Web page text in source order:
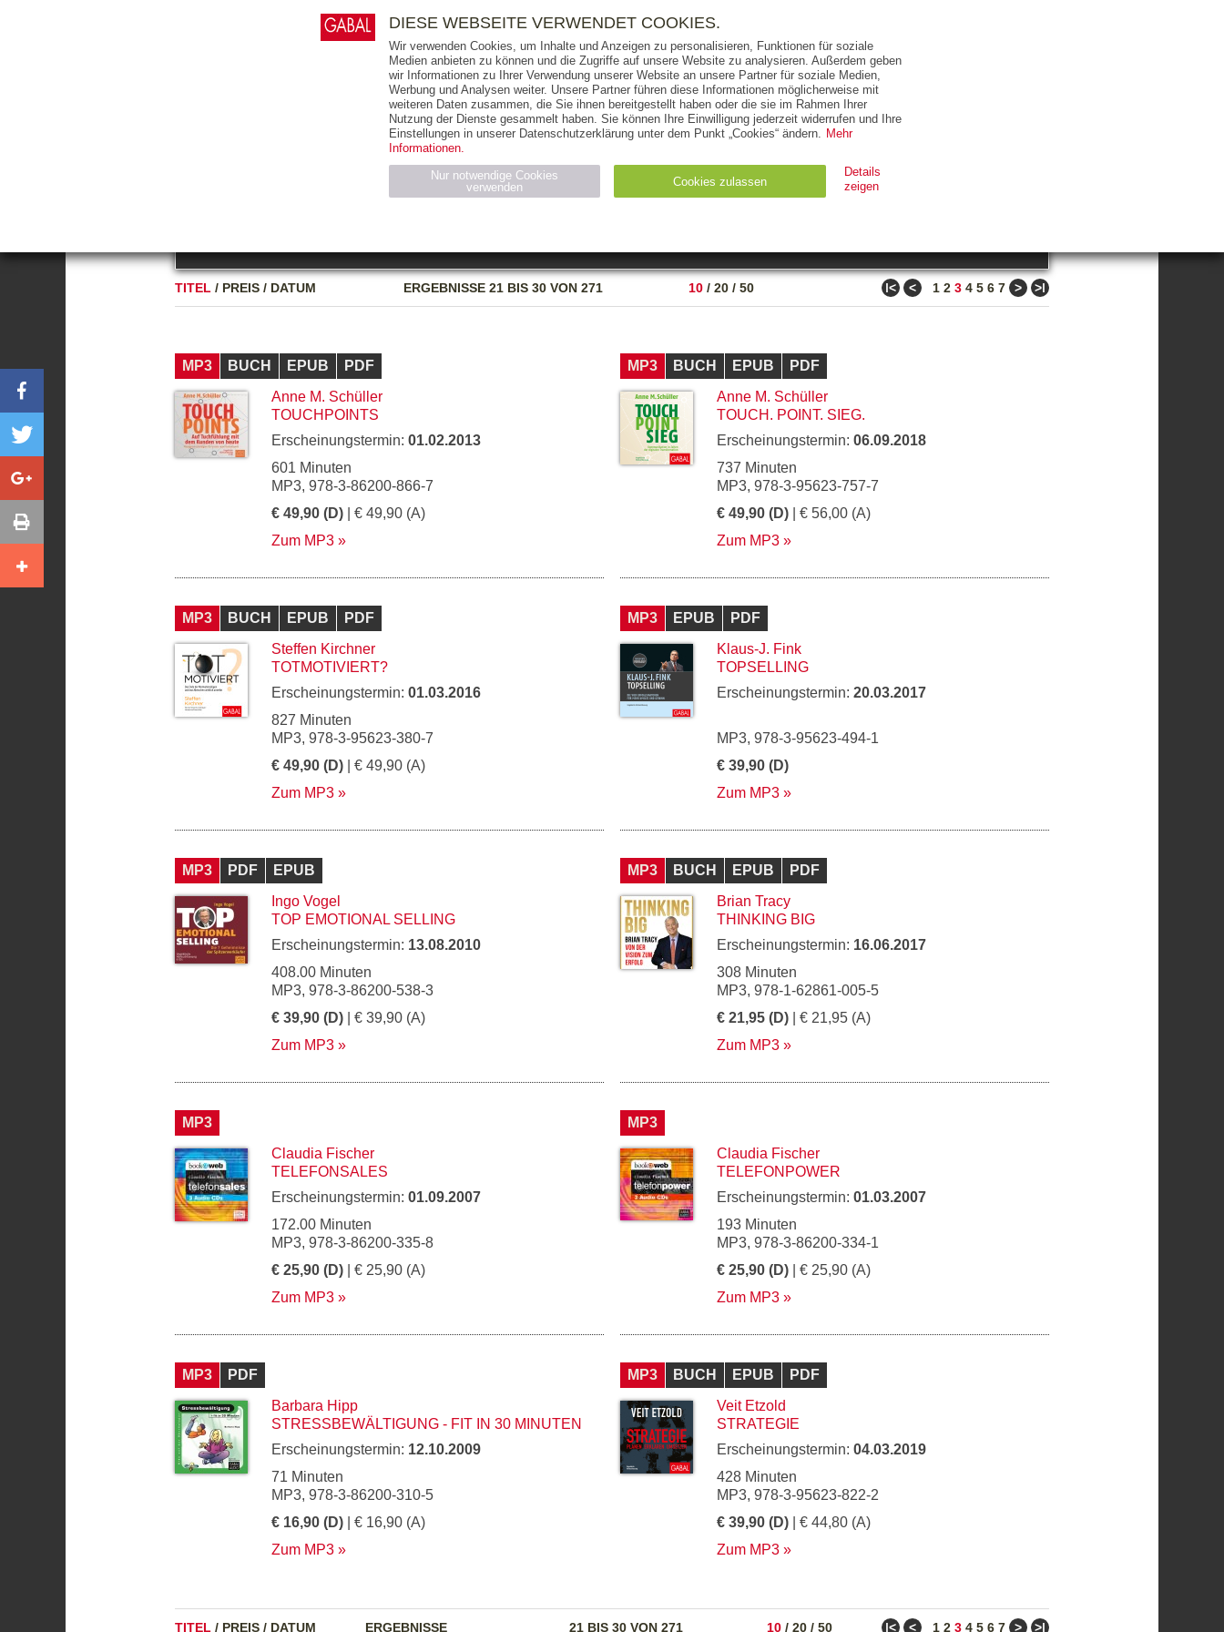
AUSGABEART AUS DER REIHE ZUM THEMA
TITEL / PREIS / DATUM ERGEBNISSE21 BIS 30 VON 271 10 / 20 / 50 ǀ< < 1 2 3 4 5 6 7 > >ǀ
MP3 BUCH EPUB
PDF
Anne M. Schüller
TOUCHPOINTS
Erscheinungstermin: 01.02.2013
601 Minuten
MP3, 978-3-86200-866-7
€ 49,90 (D) | € 49,90 (A)
Zum MP3
MP3 BUCH EPUB
PDF
Anne M. Schüller
TOUCH. POINT. SIEG.
Erscheinungstermin: 06.09.2018
737 Minuten
MP3, 978-3-95623-757-7
€ 49,90 (D) | € 56,00 (A)
Zum MP3
MP3 BUCH EPUB
PDF
Steffen Kirchner
TOTMOTIVIERT?
Erscheinungstermin: 01.03.2016
827 Minuten
MP3, 978-3-95623-380-7
€ 49,90 (D) | € 49,90 (A)
Zum MP3
MP3 EPUB
PDF
Klaus-J. Fink
TOPSELLING
Erscheinungstermin: 20.03.2017
MP3, 978-3-95623-494-1
€ 39,90 (D)
Zum MP3
MP3 PDF
EPUB
Ingo Vogel
TOP EMOTIONAL SELLING
Erscheinungstermin: 13.08.2010
408.00 Minuten
MP3, 978-3-86200-538-3
€ 39,90 (D) | € 39,90 (A)
Zum MP3
MP3 BUCH EPUB
PDF
Brian Tracy
THINKING BIG
Erscheinungstermin: 16.06.2017
308 Minuten
MP3, 978-1-62861-005-5
€ 21,95 (D) | € 21,95 (A)
Zum MP3
MP3
Claudia Fischer
TELEFONSALES
Erscheinungstermin: 01.09.2007
172.00 Minuten
MP3, 978-3-86200-335-8
€ 25,90 (D) | € 25,90 (A)
Zum MP3
MP3
Claudia Fischer
TELEFONPOWER
Erscheinungstermin: 01.03.2007
193 Minuten
MP3, 978-3-86200-334-1
€ 25,90 (D) | € 25,90 (A)
Zum MP3
MP3
PDF
Barbara Hipp
STRESSBEWÄLTIGUNG - FIT IN 30 MINUTEN
Erscheinungstermin: 12.10.2009
71 Minuten
MP3, 978-3-86200-310-5
€ 16,90 (D) | € 16,90 (A)
Zum MP3
MP3 BUCH EPUB
PDF
Veit Etzold
STRATEGIE
Erscheinungstermin: 04.03.2019
428 Minuten
MP3, 978-3-95623-822-2
€ 39,90 (D) | € 44,80 (A)
Zum MP3
TITEL / PREIS / DATUM ERGEBNISSE 21 BIS 30 VON 271 10/ 20/ 50 ǀ< < 1 2 3 4 5 6 7 > >ǀ
E-BOOKS AUDIO-CDS MP3 NON-BOOKS
THEMEN AUTOREN VERLAG
RIGHTS PRESSE HANDEL FÜR UNTERNEHMEN
DIESE WEBSEITE VERWENDET COOKIES.
Wir verwenden Cookies, um Inhalte und Anzeigen zu personalisieren, Funktionen für soziale
Medien anbieten zu können und die Zugriffe auf unsere Website zu analysieren. Außerdem geben
wir Informationen zu Ihrer Verwendung unserer Website an unsere Partner für soziale Medien,
Werbung und Analysen weiter. Unsere Partner führen diese Informationen möglicherweise mit
weiteren Daten zusammen, die Sie ihnen bereitgestellt haben oder die sie im Rahmen Ihrer
Nutzung der Dienste gesammelt haben. Sie können Ihre Einwilligung jederzeit widerrufen und Ihre
Einstellungen in unserer Datenschutzerklärung unter dem Punkt „Cookies“ ändern. Mehr
Informationen.
Nur notwendige Cookies
verwenden
Cookies zulassen
Details
zeigen
Name Anbieter Zweck Ablauf
Typ
CMS_SESSION_ID
gabal-
Wird für die Speicherung der Benutzer-Session verwendet HTTP